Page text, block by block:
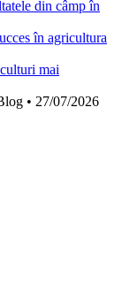
din câmp în
în agricultura
mai
• 27/07/2026